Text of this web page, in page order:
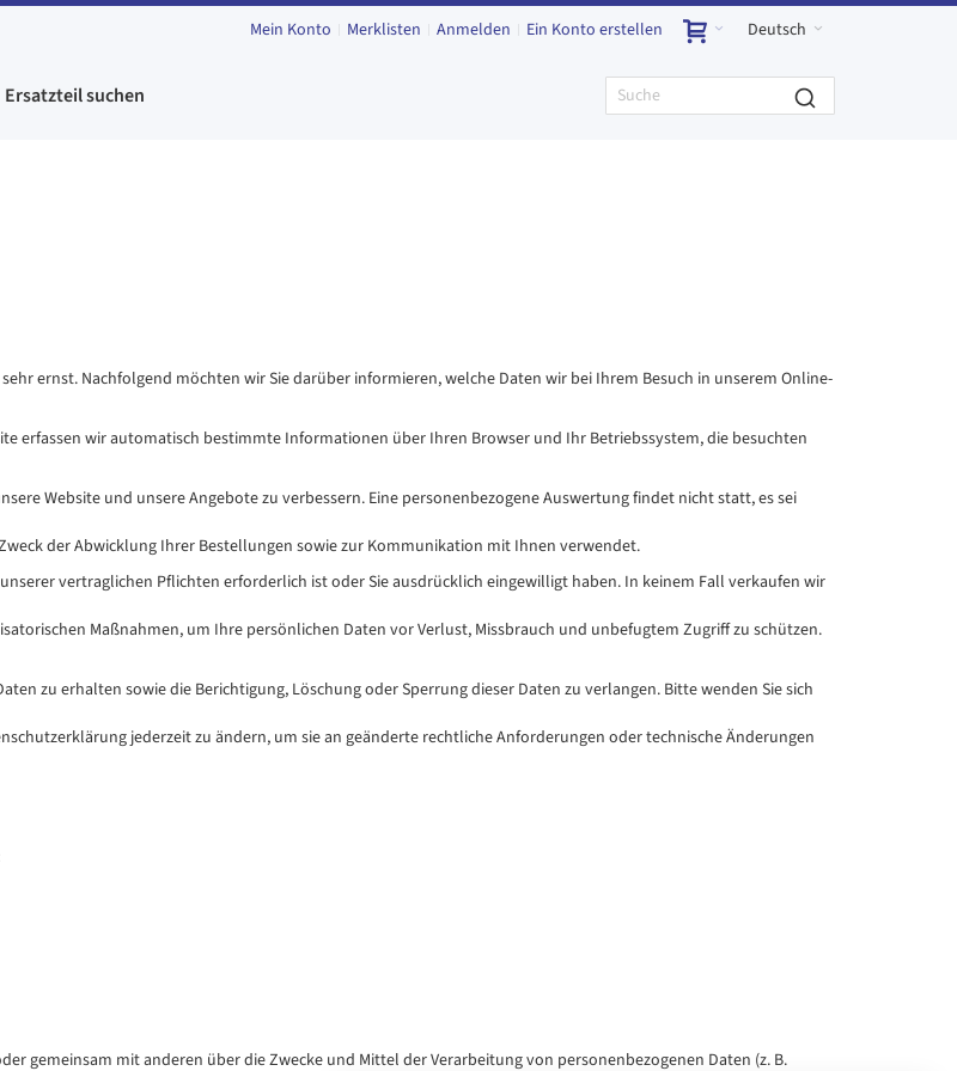
Deutsch
Mein Konto Merklisten Anmelden Ein Konto erstellen
Ersatzteil suchen
ernst. Nachfolgend möchten wir Sie darüber informieren, welche Daten wir bei Ihrem Besuch in unserem Online-
erfassen wir automatisch bestimmte Informationen über Ihren Browser und Ihr Betriebssystem, die besuchten
Website und unsere Angebote zu verbessern. Eine personenbezogene Auswertung findet nicht statt, es sei
der Abwicklung Ihrer Bestellungen sowie zur Kommunikation mit Ihnen verwendet.
vertraglichen Pflichten erforderlich ist oder Sie ausdrücklich eingewilligt haben. In keinem Fall verkaufen wir
Maßnahmen, um Ihre persönlichen Daten vor Verlust, Missbrauch und unbefugtem Zugriff zu schützen.
zu erhalten sowie die Berichtigung, Löschung oder Sperrung dieser Daten zu verlangen. Bitte wenden Sie sich
jederzeit zu ändern, um sie an geänderte rechtliche Anforderungen oder technische Änderungen
gemeinsam mit anderen über die Zwecke und Mittel der Verarbeitung von personenbezogenen Daten (z. B.